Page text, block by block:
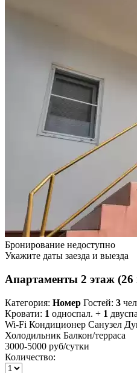
Бронирование недоступно
Укажите даты заезда и выезда
Апартаменты 2 этаж (26
Категория: Номер Гостей: 3
Кровати: 1 односпал. + 1
Wi-Fi Кондиционер Санузел
Холодильник Балкон/терраса
3000-5000 руб/сутки
Количество: